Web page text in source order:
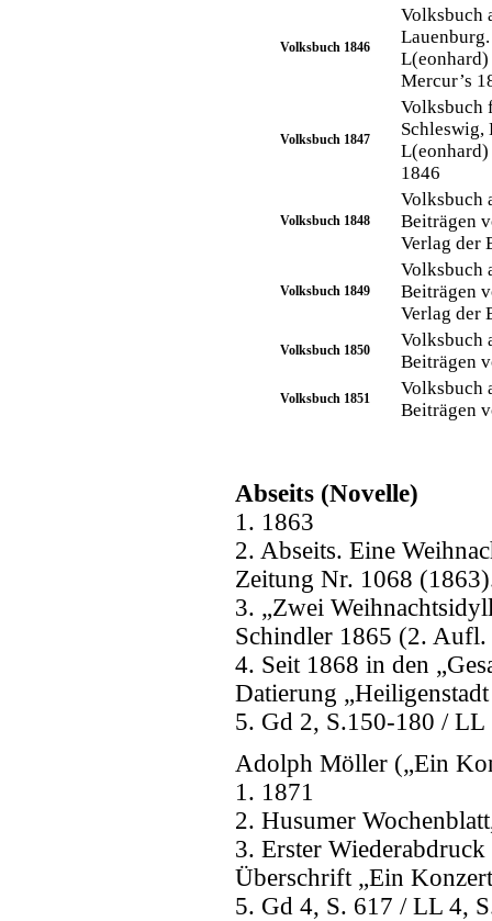
Volksbuch 1846
Volksbuch
Mercur’s
Volksbuch 1847
Volksbuch
1846
Volksbuch 1848
Volksbuch
Beiträgen
Verlag der
Volksbuch 1849
Volksbuch
Beiträgen
Verlag der
Volksbuch 1850
Volksbuch
Beiträgen
Volksbuch 1851
Volksbuch
Beiträgen
Abseits (Novelle)
1. 1863
2. Abseits. Eine
Zeitung Nr. 1068
3. „Zwei
Schindler 1865 (2.
4. Seit 1868 in den
Datierung
5. Gd 2, S.150-180 / LL
Adolph Möller („Ein
1. 1871
2. Husumer
3. Erster
Überschrift „Ein
5. Gd 4, S. 617 / LL 4,